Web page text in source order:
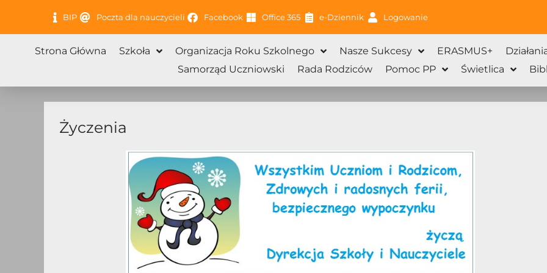
BIP Poczta dla nauczycieli Facebook Office 365 e-Dziennik Logowanie
Strona Główna Szkoła Organizacja Roku Szkolnego Nasze Sukcesy ERASMUS+
Samorząd Uczniowski
Rada Rodziców Pomoc PP Świetlica
Życzenia